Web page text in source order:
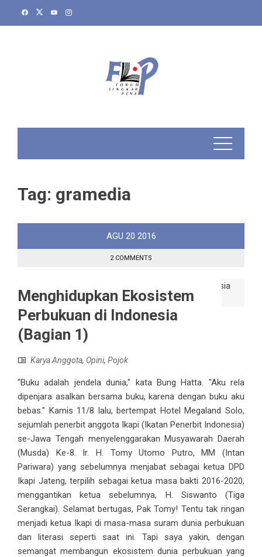
Tag: gramedia
AGU 20 2016
2 COMMENTS
Menghidupkan Ekosistem
Perbukuan di Indonesia
(Bagian 1)
Karya Anggota, Opini, Pojok
"Buku adalah jendela dunia," kata Bung Hatta. "Aku rela
dipenjara asalkan bersama buku, karena dengan buku aku
bebas." Kamis 11/8 lalu, bertempat Hotel Megaland Solo,
sejumlah penerbit anggota Ikapi (Ikatan Penerbit Indonesia)
se-Jawa Tengah menyelenggarakan Musyawarah Daerah
(Musda) Ke-8. Ir. H. Tomy Utomo Putro, MM (Intan
Pariwara) yang sebelumnya menjabat sebagai ketua DPD
Ikapi Jateng, terpilih sebagai ketua masa bakti 2016-2020,
menggantikan ketua sebelumnya, H. Siswanto (Tiga
Serangkai). Selamat bertugas, Pak Tomy! Tentu tak ringan
menjadi ketua Ikapi di masa-masa suram dunia perbukuan
dan literasi seperti saat ini. Tapi saya yakin, dengan
semangat membangun ekosistem dunia perbukuan yang